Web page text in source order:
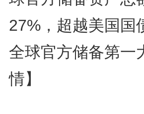
27%，超越美国国
全球官方储备第一
情】